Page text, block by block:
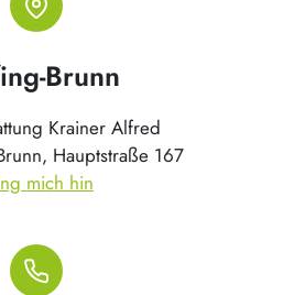
Brunn
Krainer Alfred
Hauptstraße 167
mich hin